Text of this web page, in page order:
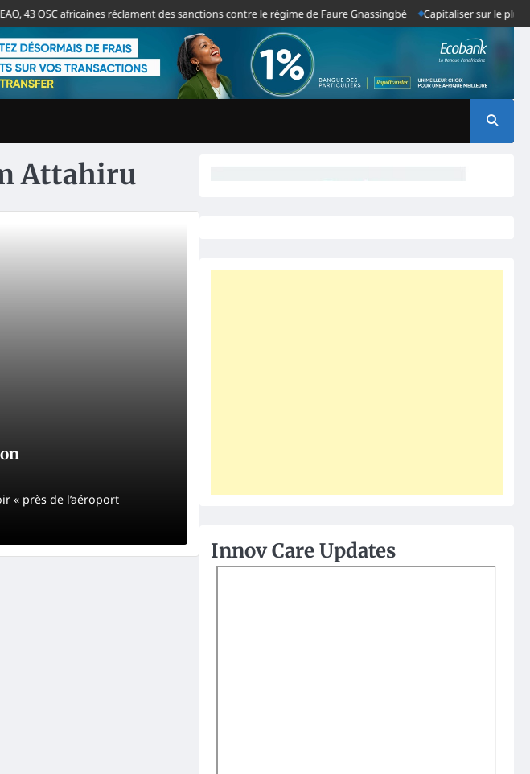
43 OSC africaines réclament des sanctions contre le régime de Faure Gnassingbé Capitaliser sur le plus
Attahiru
« près de l’aéroport
Innov Care Updates